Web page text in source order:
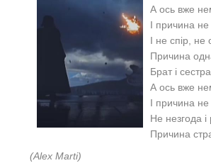
А ось вже
І причина не
І не спір, не
Причина
Брат і сестра.
А ось вже
І причина не
Не незгода і
Причина
(Alex Marti)